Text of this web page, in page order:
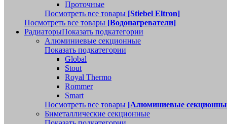
Проточные
Посмотреть все товары [Stiebel Eltron]
Посмотреть все товары [Водонагреватели]
РадиаторыПоказать подкатегории
Алюминиевые секционные
Показать подкатегории
Global
Stout
Royal Thermo
Rommer
Smart
Посмотреть все товары [Алюминиевые
Биметаллические секционные